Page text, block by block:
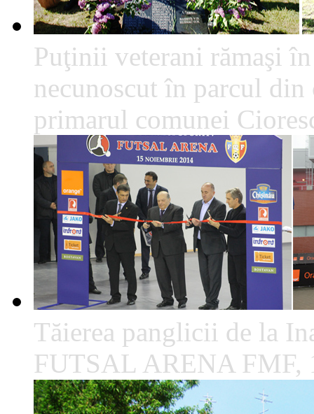
Puţinii veterani rămaşi
necunoscut în parcul
primarul comunei
Tăierea panglicii de la
FUTSAL ARENA FMF,